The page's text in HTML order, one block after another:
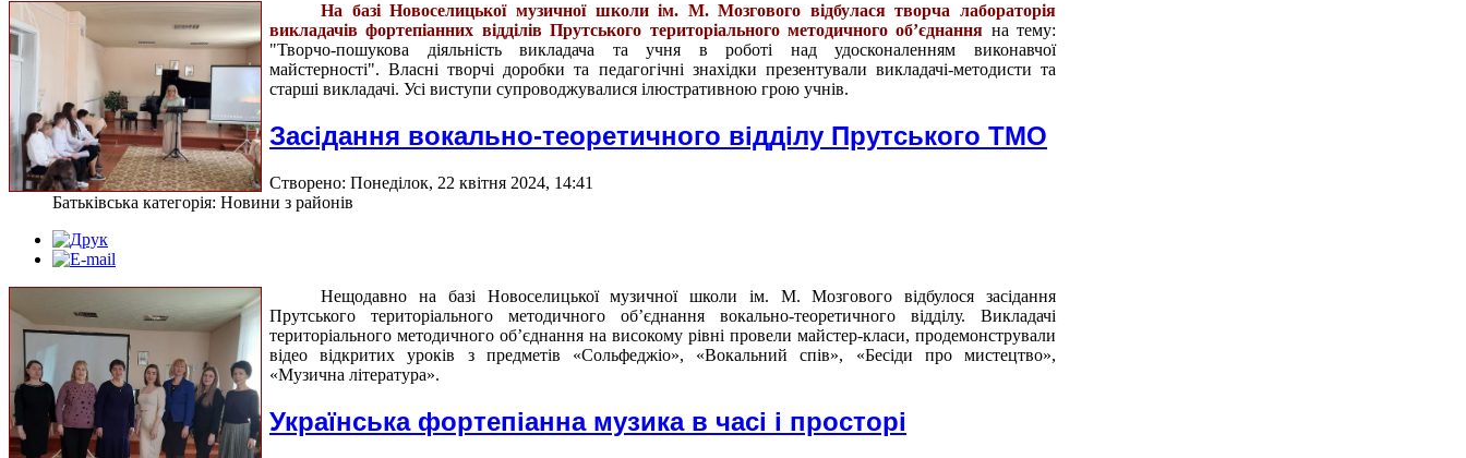
На базі Новоселицької музичної школи ім. М. Мозгового відбулася творча лабораторія
викладачів фортепіанних відділів Прутського територіального методичного об’єднання на тему:
"Творчо-пошукова діяльність викладача та учня в роботі над удосконаленням виконавчої
майстерності".Власні творчі доробки та педагогічні знахідки презентували викладачі-методисти та
старші викладачі. Усі виступи супроводжувалися ілюстративною грою учнів.
Засідання вокально-теоретичного відділу Прутського ТМО
Створено: Понеділок, 22 квітня 2024, 14:41
Батьківська категорія: Новини з районів
Нещодавно на базі Новоселицької музичної школи ім. М. Мозгового відбулося засідання
Прутського територіального методичного об’єднання вокально-теоретичного відділу. Викладачі
територіального методичного об’єднання на високому рівні провели майстер-класи, продемонстрували
відео відкритих уроків з предметів «Сольфеджіо», «Вокальний спів», «Бесіди про мистецтво»,
«Музична література».
Українська фортепіанна музика в часі і просторі